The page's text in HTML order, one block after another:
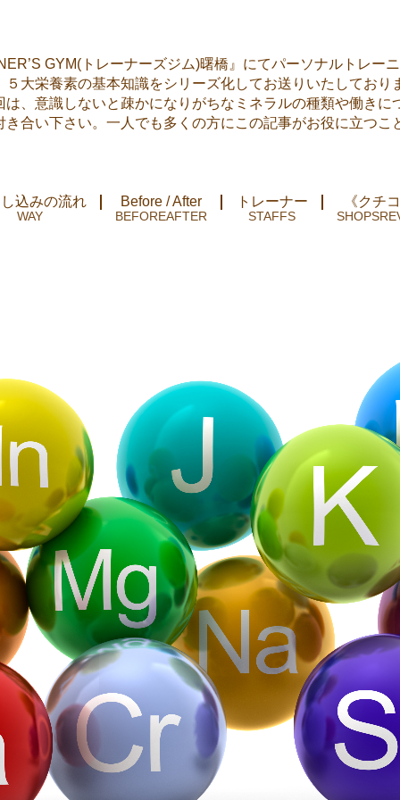
GYM(トレーナーズジム)曙橋』にてパーソナルトレー
大栄養素の基本知識をシリーズ化してお送りいたしており
、意識しないと疎かになりがちなミネラルの種類や働きに
合い下さい。一人でも多くの方にこの記事がお役に立つこ
込みの流れ Before / After トレーナー 《クチ